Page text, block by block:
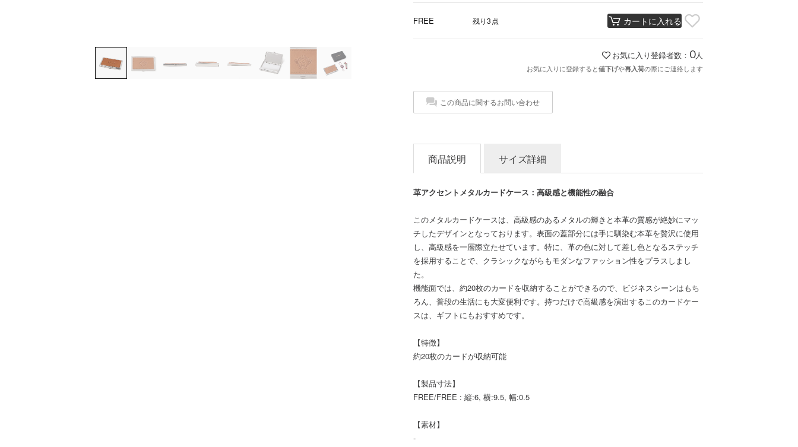
FREE 残り3点 カートに入れる
お気に入り登録者数： 0人
お気に入りに登録すると値下げや再入荷の際にご連絡します
この商品に関するお問い合わせ
商品説明 サイズ詳細
革アクセントメタルカードケース：高級感と機能性の融合
このメタルカードケースは、高級感のあるメタルの輝きと本革の質感が絶妙にマッ
チしたデザインとなっております。表面の蓋部分には手に馴染む本革を贅沢に使用
し、高級感を一層際立たせています。特に、革の色に対して差し色となるステッチ
を採用することで、クラシックながらもモダンなファッション性をプラスしまし
た。
機能面では、約20枚のカードを収納することができるので、ビジネスシーンはもち
ろん、普段の生活にも大変便利です。持つだけで高級感を演出するこのカードケー
スは、ギフトにもおすすめです。
【特徴】
約20枚のカードが収納可能
【製品寸法】
FREE/FREE : 縦:6, 横:9.5, 幅:0.5
【素材】
-